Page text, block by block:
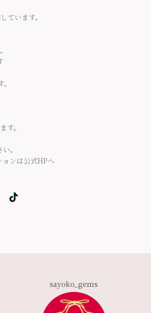
ています。
す。
。
ンは公式HPへ
sayoko_gems